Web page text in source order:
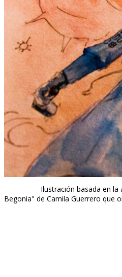
Ilustración basada en la
Begonia" de Camila Guerrero que
La Plata, 10 de